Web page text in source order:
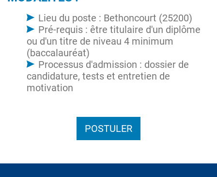
Lieu du poste : Bethoncourt (25200)
Pré-requis : être titulaire d'un diplôme
ou d'un titre de niveau 4 minimum
(baccalauréat)
Processus d'admission : dossier de
candidature, tests et entretien de
motivation
POSTULER